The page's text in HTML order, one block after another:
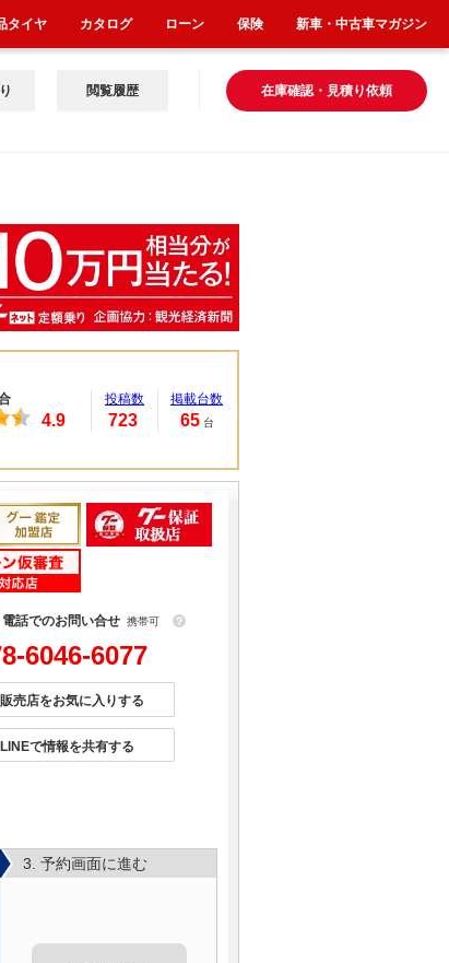
在庫確認・見積り依頼
閲覧履歴
4.9
投稿数
723
掲載台数
65 台
電話でのお問い合せ 携帯可 ？
6046-6077
販売店をお気に入りする
LINEで情報を共有する
3. 予約画面に進む
タイヤ カタログ ローン 保険 新車・中古車マガジン